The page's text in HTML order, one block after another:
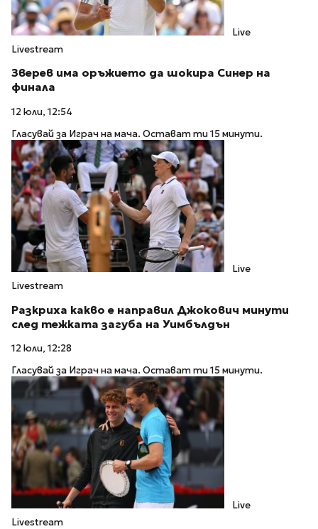
Live
Livestream
Зверев има оръжието да шокира Синер на
финала
12 юли, 12:54
Гласувай за Играч на мача. Остават ти 15 минути.
Live
Livestream
Разкриха какво е направил Джокович минути
след тежката загуба на Уимбълдън
12 юли, 12:28
Гласувай за Играч на мача. Остават ти 15 минути.
Live
Livestream